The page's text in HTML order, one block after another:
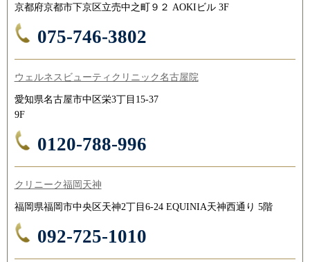
京都府京都市下京区立売中之町９２ AOKIビル 3F
075-746-3802
ウェルネスビューティクリニック名古屋院
愛知県名古屋市中区栄3丁目15-37
9F
0120-788-996
クリニーク福岡天神
福岡県福岡市中央区天神2丁目6-24 EQUINIA天神西通り 5階
092-725-1010